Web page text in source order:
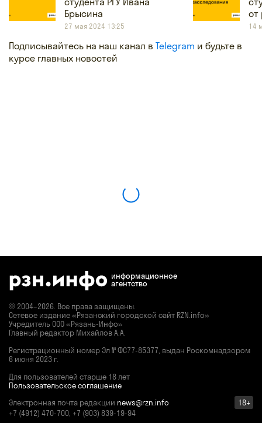
Брысина
27 мая 2024 13:25
от
14
Подписывайтесь на наш канал в Telegram и будьте в
курсе главных новостей
информационное
агентство
© 2004–2026. Все права защищены.
Сетевое издание «Рязанский городской сайт RZN.info»
Учредитель ООО «Рязань-Инфо»
Главный редактор Михайлов А.А.
Регистрационный номер Эл № ФС77-85377, выдан Роскомнадзором
6 июня 2023 г.
Для пользователей старше 18 лет
Пользовательское соглашение
Электронная почта редакции news@rzn.info
18+
+7 (4912) 470-700, +7 (903) 839-19-94